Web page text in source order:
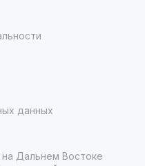
данных
Дальнем Востоке